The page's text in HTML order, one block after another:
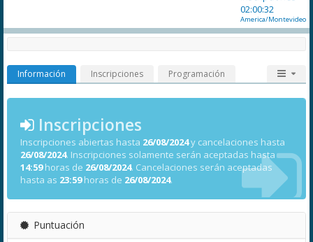
02:00:32
America/Montevideo
Información Inscripciones Programación
Inscripciones
Inscripciones abiertas hasta 26/08/2024y cancelaciones hasta
26/08/2024. Inscripciones solamente serán aceptadas hasta
14:59horas de 26/08/2024. Cancelaciones serán aceptadas
hasta as 23:59horas de 26/08/2024.
Puntuación